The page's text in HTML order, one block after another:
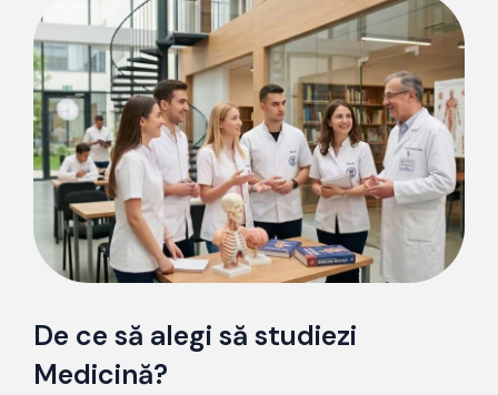
De ce să alegi să studiezi
Medicină?